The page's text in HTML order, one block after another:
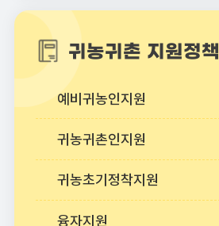
귀농귀촌 지원정책
예비귀농인지원
귀농귀촌인지원
귀농초기정착지원
융자지원